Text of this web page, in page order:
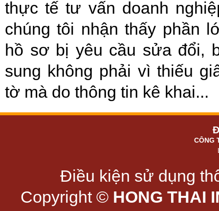
thực tế tư vấn doanh
chúng tôi nhận thấy phần
hồ sơ bị yêu cầu sửa đổi,
sung không phải vì thiếu
tờ mà do thông tin kê khai...
CÔNG
Điều kiện sử dụng
Copyright © HONG THAI